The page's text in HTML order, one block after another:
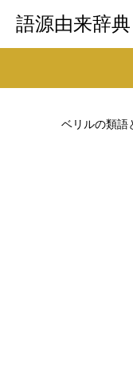
語源由来辞典
ベリルの類語